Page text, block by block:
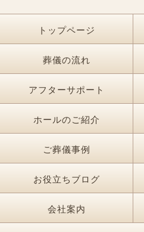
トップページ
葬儀の流れ
アフターサポート
ホールのご紹介
ご葬儀事例
お役立ちブログ
会社案内